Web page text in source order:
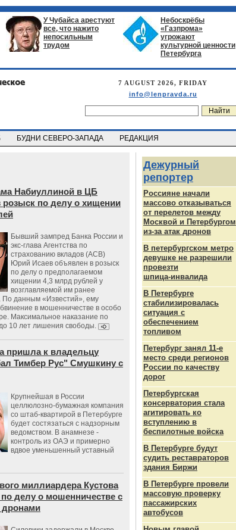
У Чубайса арестуют
все, что нажито
непосильным
трудом
Небоскрёбы
«Газпрома»
угрожают
культурной ценности
Петербурга
7 AUGUST 2026, FRIDAY
info@lenpravda.ru
БУДНИ СЕВЕРО-ЗАПАДА РЕДАКЦИЯ
Набиуллиной в ЦБ
по делу о хищении
Бывший зампред Банка России и
экс-глава Агентства по
страхованию вкладов (АСВ)
Юрий Исаев объявлен в розыск
по делу о предполагаемом
хищении 4,3 млрд рублей у
возглавляемой им ранее
По данным «Известий», ему
в мошенничестве в особо
Максимальное наказание по
10 лет лишения свободы.
пришла к владельцу
Тимбер Рус" Смушкину с
Крупнейшая в России
целлюлозно-бумажная компания
со штаб-квартирой в Петербурге
будет состязаться с надзорным
ведомством. В анамнезе -
контроль из ОАЭ и примерно
вдвое уменьшенный уставный
миллиардера Кустова
по делу о мошенничестве с
дронами
Дежурный
репортер
Россияне начали
массово отказываться
от перелетов между
Москвой и Петербургом
из-за атак дронов
В петербургском метро
девушке не разрешили
провезти
шпица‑инвалида
В Петербурге
стабилизировалась
ситуация с
обеспечением
топливом
Петербург занял 11-е
место среди регионов
России по качеству
дорог
Петербургская
консерватория стала
агитировать ко
вступлению в
беспилотные войска
В Петербурге будут
судить реставраторов
здания Биржи
В Петербурге провели
массовую проверку
пассажирских
автобусов